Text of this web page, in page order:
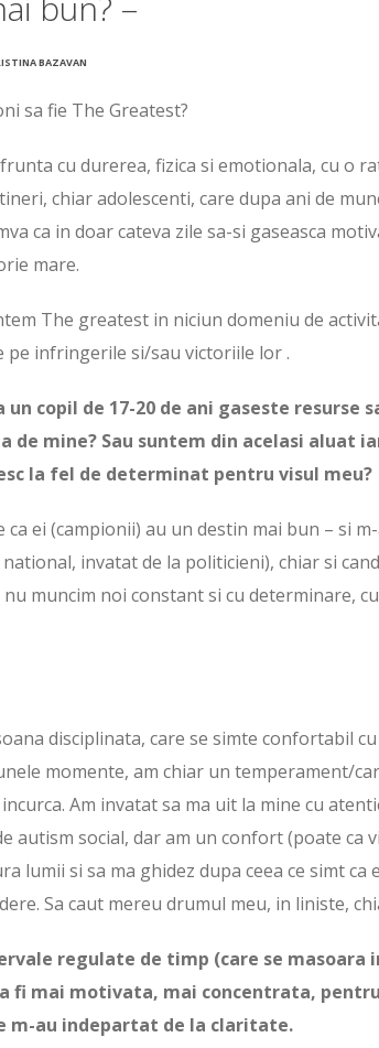
BAZAVAN
sa fie The Greatest?
cu durerea, fizica si emotionala, cu o
chiar adolescenti, care dupa ani de
ca in doar cateva zile sa-si gaseasca
mare.
The greatest in niciun domeniu de
pe infringerile si/sau victoriile lor .
un copil de 17-20 de ani gaseste resurse
de mine? Sau suntem din acelasi aluat
la fel de determinat pentru visul meu?
ei (campionii) au un destin mai bun – si
invatat de la politicieni), chiar si
muncim noi constant si cu determinare,
disciplinata, care se simte confortabil
momente, am chiar un temperament/
Am invatat sa ma uit la mine cu
autism social, dar am un confort (poate ca
lumii si sa ma ghidez dupa ceea ce simt ca
Sa caut mereu drumul meu, in liniste,
regulate de timp (care se masoara
fi mai motivata, mai concentrata,
m-au indepartat de la claritate.